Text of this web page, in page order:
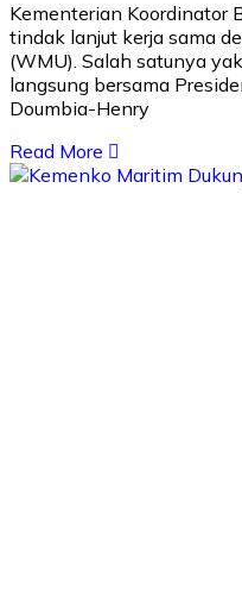
Kementerian Koordinator
tindak lanjut kerja sama
(WMU). Salah satunya
langsung bersama
Doumbia-Henry
Read More